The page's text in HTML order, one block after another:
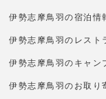
伊勢志摩鳥羽の宿泊情
伊勢志摩鳥羽のレスト
伊勢志摩鳥羽のキャン
伊勢志摩鳥羽のお取り